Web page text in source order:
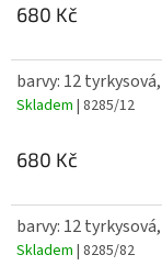
680 Kč
barvy: 12
Skladem | 8285/12
680 Kč
barvy: 12
Skladem | 8285/82